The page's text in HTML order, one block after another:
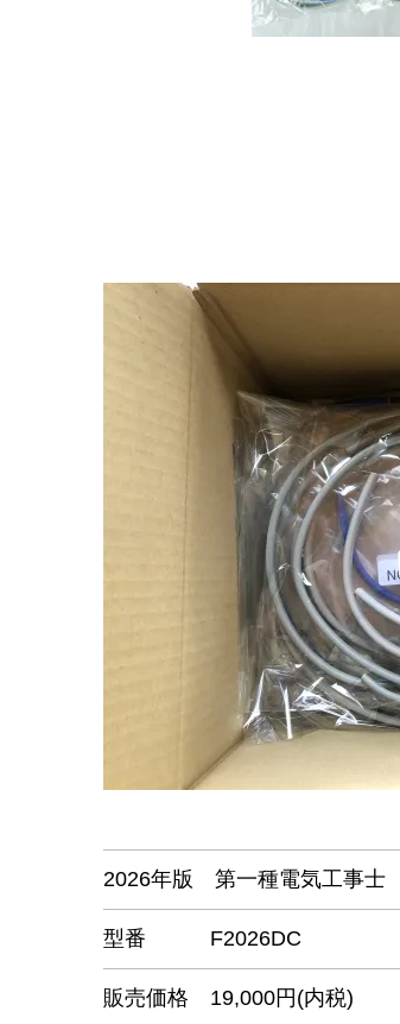
2026年版 第一種電気工事士
型番 F2026DC
販売価格 19,000円(内税)